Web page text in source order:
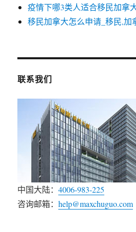
疫情下哪3类人适合移民加拿
移民加拿大怎么申请_移民,加
联系我们
中国大陆：4006-983-225
咨询邮箱：help@maxchuguo.com